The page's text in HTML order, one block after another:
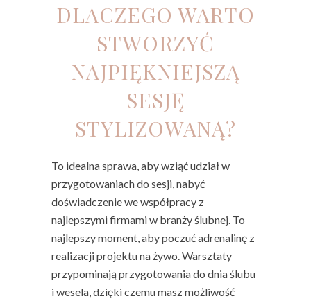
DLACZEGO WARTO
STWORZYĆ
NAJPIĘKNIEJSZĄ
SESJĘ
STYLIZOWANĄ?
To idealna sprawa, aby wziąć udział w
przygotowaniach do sesji, nabyć
doświadczenie we współpracy z
najlepszymi firmami w branży ślubnej. To
najlepszy moment, aby poczuć adrenalinę z
realizacji projektu na żywo. Warsztaty
przypominają przygotowania do dnia ślubu
i wesela, dzięki czemu masz możliwość